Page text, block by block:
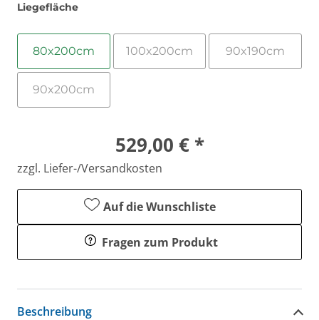
Liegefläche
80x200cm 100x200cm 90x190cm
90x200cm
529,00 € *
zzgl. Liefer-/Versandkosten
Auf die Wunschliste
Fragen zum Produkt
Beschreibung